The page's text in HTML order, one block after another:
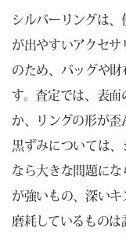
シルバーリングは
が出やすいアクセ
のため、バッグや
す。査定では、表
か、リングの形が歪
黒ずみについては
なら大きな問題に
が強いもの、深い
磨耗しているものは